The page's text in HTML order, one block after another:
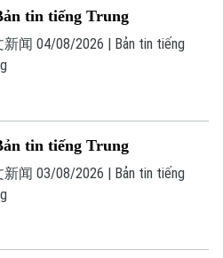
tin tiếng Trung
新闻 04/08/2026 | Bản tin tiếng
tin tiếng Trung
新闻 03/08/2026 | Bản tin tiếng